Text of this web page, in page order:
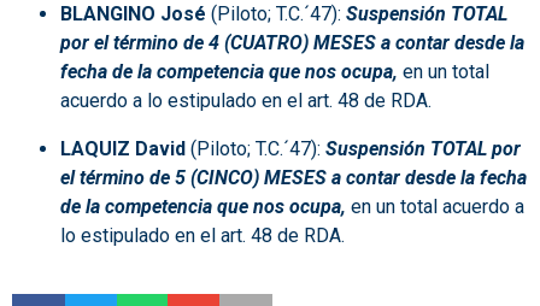
BLANGINO José (Piloto; T.C.´47): Suspensión TOTAL
por el término de 4 (CUATRO) MESES a contar desde la
fecha de la competencia que nos ocupa, en un total
acuerdo a lo estipulado en el art. 48 de RDA.
LAQUIZ David (Piloto; T.C.´47): Suspensión TOTAL por
el término de 5 (CINCO) MESES a contar desde la fecha
de la competencia que nos ocupa, en un total acuerdo a
lo estipulado en el art. 48 de RDA.